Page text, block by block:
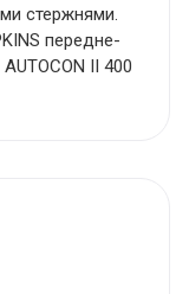
стержнями.
передне-
II 400